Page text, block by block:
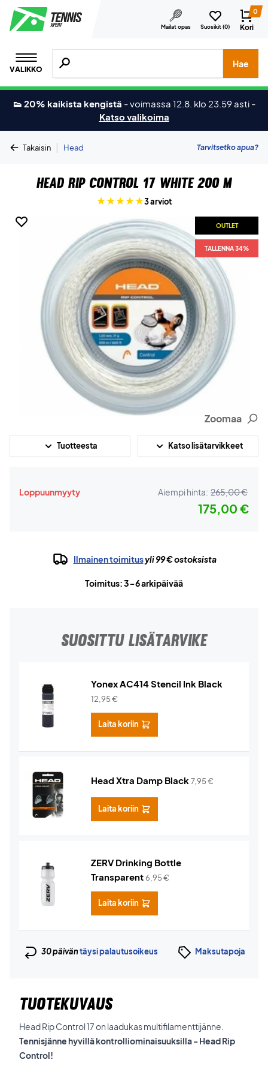
Mailat opas Suosikit (0)
0
Kori
VALIKKO
Hae tuotteita, merkkejä jne.
Hae
👟 20% kaikista kengistä -voimassa 12.8. klo 23.59 asti -
Katso valikoima
Takaisin | Head Tarvitsetko apua?
Head Rip Control 17 White 200 M
3 arviot
OUTLET
TALLENNA 34%
Zoomaa
Tuotteesta Katso lisätarvikkeet
Loppuunmyyty Aiempi hinta: 265,00 €
175,00 €
Ilmainen toimitusyli 99 € ostoksista
Toimitus: 3-6 arkipäivää
SUOSITTU LISÄTARVIKE
Yonex AC414 Stencil Ink Black
12,95€
Laita koriin
Head Xtra Damp Black7,95€
Laita koriin
ZERV Drinking Bottle
Transparent6,95€
Laita koriin
30 päiväntäysi palautusoikeus Maksutapoja
TUOTEKUVAUS
Head Rip Control 17 on laadukas multifilamenttijänne.
Tennisjänne hyvillä kontrolliominaisuuksilla - Head Rip
Control!